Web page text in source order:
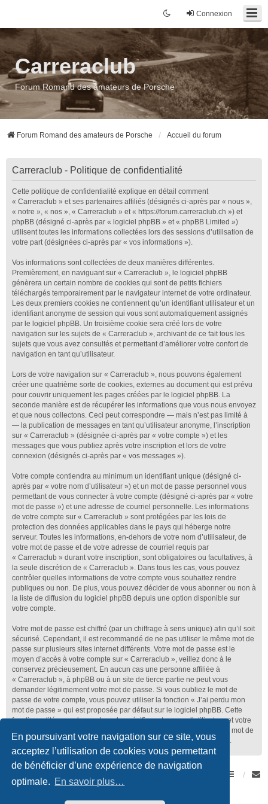
En poursuivant votre navigation sur ce site, vous
acceptez l’utilisation de cookies vous permettant
de bénéficier d’une expérience de navigation
optimale. En savoir plus…
Connexion
Carreraclub
Forum Romand des amateurs de Porsche
Forum Romand des amateurs de Porsche Accueil du forum
Carreraclub - Politique de confidentialité
Cette politique de confidentialité explique en détail comment
« Carreraclub » et ses partenaires affiliés (désignés ci-après par « nous »,
« notre », « nos », « Carreraclub » et « https://forum.carreraclub.ch ») et
phpBB (désigné ci-après par « logiciel phpBB » et « phpBB Limited »)
utilisent toutes les informations collectées lors des sessions d’utilisation de
votre part (désignées ci-après par « vos informations »).
Vos informations sont collectées de deux manières différentes.
Premièrement, en naviguant sur « Carreraclub », le logiciel phpBB
génèrera un certain nombre de cookies qui sont de petits fichiers
téléchargés temporairement par le navigateur internet de votre ordinateur.
Les deux premiers cookies ne contiennent qu’un identifiant utilisateur et un
identifiant anonyme de session qui vous sont automatiquement assignés
par le logiciel phpBB. Un troisième cookie sera créé lors de votre
navigation sur les sujets de « Carreraclub », archivant de ce fait tous les
sujets que vous avez consultés et permettant d’améliorer votre confort de
navigation en tant qu’utilisateur.
Lors de votre navigation sur « Carreraclub », nous pouvons également
créer une quatrième sorte de cookies, externes au document qui est prévu
pour couvrir uniquement les pages créées par le logiciel phpBB. La
seconde manière est de récupérer les informations que vous nous envoyez
et que nous collectons. Ceci peut correspondre — mais n’est pas limité à
— la publication de messages en tant qu’utilisateur anonyme, l’inscription
sur « Carreraclub » (désignée ci-après par « votre compte ») et les
messages que vous publiez après votre inscription et lors de votre
connexion (désignés ci-après par « vos messages »).
Votre compte contiendra au minimum un identifiant unique (désigné ci-
après par « votre nom d’utilisateur ») et un mot de passe personnel vous
permettant de vous connecter à votre compte (désigné ci-après par « votre
mot de passe ») et une adresse de courriel personnelle. Les informations
de votre compte sur « Carreraclub » sont protégées par les lois de
protection des données applicables dans le pays qui héberge notre
serveur. Toutes les informations, en-dehors de votre nom d’utilisateur, de
votre mot de passe et de votre adresse de courriel requis par
« Carreraclub » durant votre inscription, sont obligatoires ou facultatives, à
la seule discrétion de « Carreraclub ». Dans tous les cas, vous pouvez
contrôler quelles informations de votre compte vous souhaitez rendre
publiques ou non. De plus, vous pouvez décider de vous abonner ou non à
la liste de diffusion du logiciel phpBB depuis une option disponible sur
votre compte.
Votre mot de passe est chiffré (par un chiffrage à sens unique) afin qu’il soit
sécurisé. Cependant, il est recommandé de ne pas utiliser le même mot de
passe sur plusieurs sites internet différents. Votre mot de passe est le
moyen d’accès à votre compte sur « Carreraclub », veillez donc à le
conservez précieusement. En aucun cas une personne affiliée à
« Carreraclub », à phpBB ou à un site de tierce partie ne peut vous
demander légitimement votre mot de passe. Si vous oubliez le mot de
passe de votre compte, vous pouvez utiliser la fonction « J’ai perdu mon
mot de passe » qui est proposée par défaut sur le logiciel phpBB. Cette
fonctionnalité vous demandera de spécifier votre nom d’utilisateur et votre
adresse de courriel et le logiciel phpBB générera alors un nouveau mot de
passe afin que vous puissiez reprendre le contrôle de votre compte.